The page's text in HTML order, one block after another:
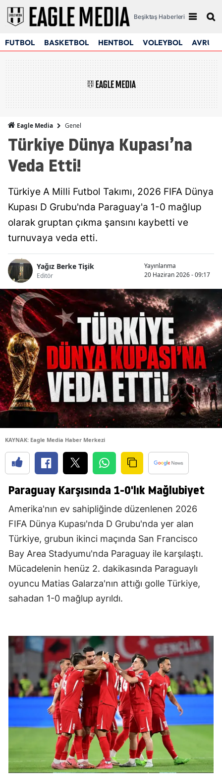
Beşiktaş Haberleri
FUTBOL BASKETBOL HENTBOL VOLEYBOL
Eagle Media Genel
Türkiye Dünya Kupası’na
Veda Etti!
Türkiye A Milli Futbol Takımı, 2026 FIFA Dünya
Kupası D Grubu'nda Paraguay'a 1-0 mağlup
olarak gruptan çıkma şansını kaybetti ve
turnuvaya veda etti.
Yağız Berke Tişik
Editör
Yayınlanma
20 Haziran 2026 - 09:17
KAYNAK: Eagle Media Haber Merkezi
Paraguay Karşısında 1-0'lık Mağlubiyet
Amerika'nın ev sahipliğinde düzenlenen 2026
FIFA Dünya Kupası'nda D Grubu'nda yer alan
Türkiye, grubun ikinci maçında San Francisco
Bay Area Stadyumu'nda Paraguay ile karşılaştı.
Mücadelenin henüz 2. dakikasında Paraguaylı
oyuncu Matias Galarza'nın attığı golle Türkiye,
sahadan 1-0 mağlup ayrıldı.